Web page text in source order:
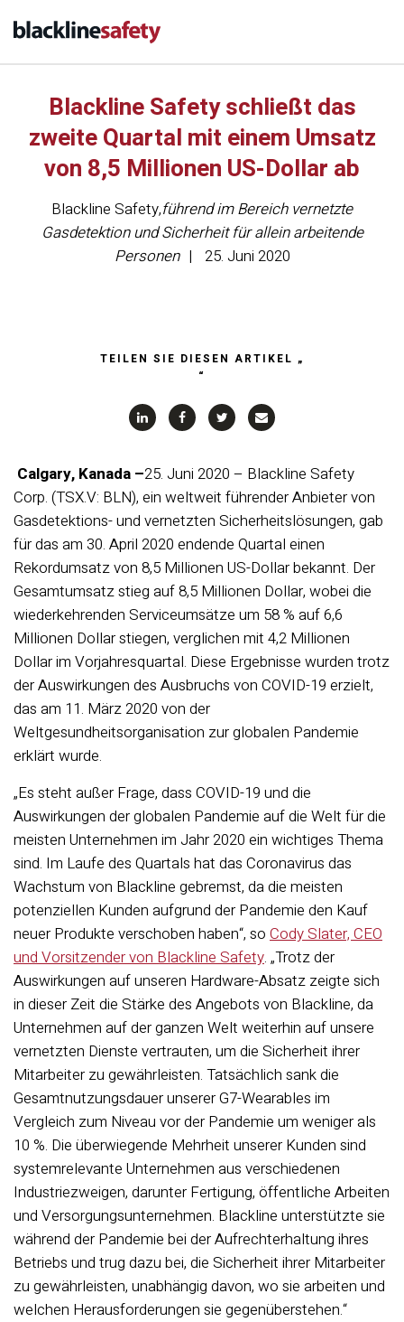
Blackline Safety schließt das
zweite Quartal mit einem Umsatz
von 8,5 Millionen US-Dollar ab
Blackline Safety,führend im Bereich vernetzte
Gasdetektion und Sicherheit für allein arbeitende
Personen
25. Juni 2020
TEILEN SIE DIESEN ARTIKEL „
“
Calgary, Kanada –25. Juni 2020 – Blackline Safety
Corp. (TSX.V: BLN), ein weltweit führender Anbieter von
Gasdetektions- und vernetzten Sicherheitslösungen, gab
für das am 30. April 2020 endende Quartal einen
Rekordumsatz von 8,5 Millionen US-Dollar bekannt. Der
Gesamtumsatz stieg auf 8,5 Millionen Dollar, wobei die
wiederkehrenden Serviceumsätze um 58 % auf 6,6
Millionen Dollar stiegen, verglichen mit 4,2 Millionen
Dollar im Vorjahresquartal. Diese Ergebnisse wurden trotz
der Auswirkungen des Ausbruchs von COVID-19 erzielt,
das am 11. März 2020 von der
Weltgesundheitsorganisation zur globalen Pandemie
erklärt wurde.
„Es steht außer Frage, dass COVID-19 und die
Auswirkungen der globalen Pandemie auf die Welt für die
meisten Unternehmen im Jahr 2020 ein wichtiges Thema
sind. Im Laufe des Quartals hat das Coronavirus das
Wachstum von Blackline gebremst, da die meisten
potenziellen Kunden aufgrund der Pandemie den Kauf
neuer Produkte verschoben haben“, so Cody Slater, CEO
und Vorsitzender von Blackline Safety. „Trotz der
Auswirkungen auf unseren Hardware-Absatz zeigte sich
in dieser Zeit die Stärke des Angebots von Blackline, da
Unternehmen auf der ganzen Welt weiterhin auf unsere
vernetzten Dienste vertrauten, um die Sicherheit ihrer
Mitarbeiter zu gewährleisten. Tatsächlich sank die
Gesamtnutzungsdauer unserer G7-Wearables im
Vergleich zum Niveau vor der Pandemie um weniger als
10 %. Die überwiegende Mehrheit unserer Kunden sind
systemrelevante Unternehmen aus verschiedenen
Industriezweigen, darunter Fertigung, öffentliche Arbeiten
und Versorgungsunternehmen. Blackline unterstützte sie
während der Pandemie bei der Aufrechterhaltung ihres
Betriebs und trug dazu bei, die Sicherheit ihrer Mitarbeiter
zu gewährleisten, unabhängig davon, wo sie arbeiten und
welchen Herausforderungen sie gegenüberstehen.“